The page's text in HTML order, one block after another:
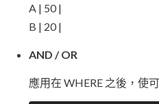
A | 50 |
B | 20 |
AND / OR
應用在 WHERE 之後，使